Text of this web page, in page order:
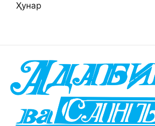
Ҳунар